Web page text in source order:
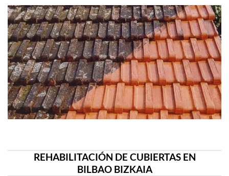
REHABILITACIÓN DE CUBIERTAS EN
BILBAO BIZKAIA